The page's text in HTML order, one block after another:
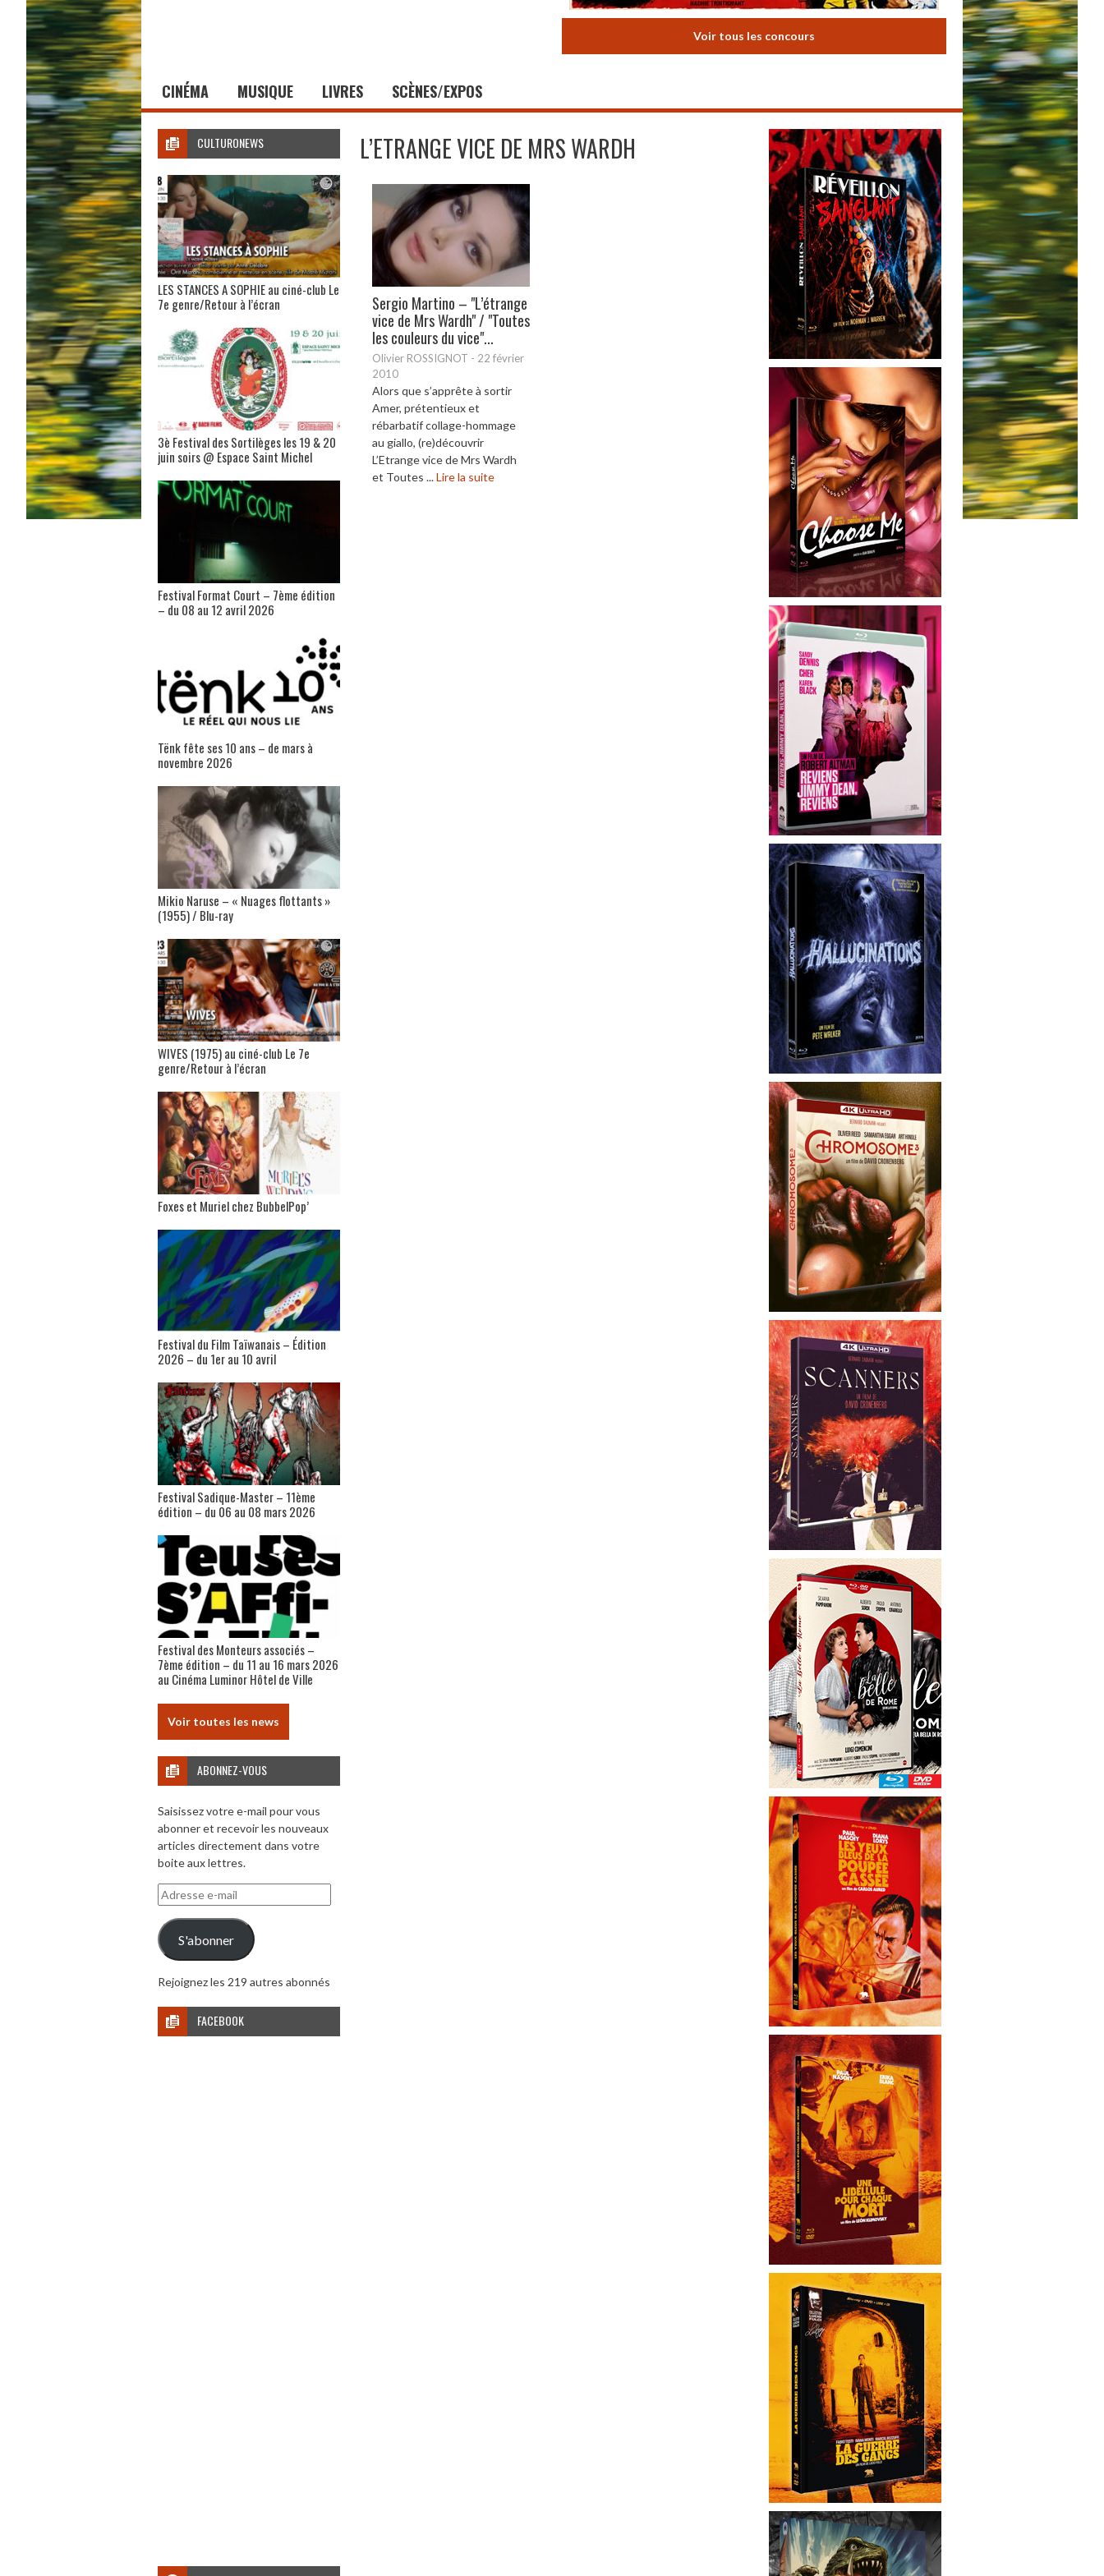
Voir tous les concours
CINÉMA MUSIQUE LIVRES SCÈNES/EXPOS
L’ETRANGE VICE DE MRS WARDH
Sergio Martino – "L’étrange
vice de Mrs Wardh" / "Toutes
les couleurs du vice"...
Olivier ROSSIGNOT - 22 février
2010
Alors que s’apprête à sortir
Amer, prétentieux et
rébarbatif collage-hommage
au giallo, (re)découvrir
L’Etrange vice de Mrs Wardh
et Toutes ...Lire la suite
CULTURONEWS
LES STANCES A SOPHIE au ciné-club Le
7e genre/Retour à l’écran
3è Festival des Sortilèges les 19 & 20
juin soirs @ Espace Saint Michel
Festival Format Court – 7ème édition
– du 08 au 12 avril 2026
Tënk fête ses 10 ans – de mars à
novembre 2026
Mikio Naruse – « Nuages flottants »
(1955) / Blu-ray
WIVES (1975) au ciné-club Le 7e
genre/Retour à l’écran
Foxes et Muriel chez BubbelPop’
Festival du Film Taïwanais – Édition
2026 – du 1er au 10 avril
Festival Sadique-Master – 11ème
édition – du 06 au 08 mars 2026
Festival des Monteurs associés –
7ème édition – du 11 au 16 mars 2026
au Cinéma Luminor Hôtel de Ville
Voir toutes les news
ABONNEZ-VOUS
Saisissez votre e-mail pour vous
abonner et recevoir les nouveaux
articles directement dans votre
boite aux lettres.
Adresse
e-
mail
S'abonner
Rejoignez les 219 autres abonnés
FACEBOOK